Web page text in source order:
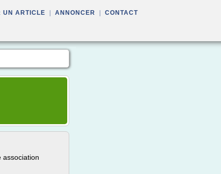
UN ARTICLE ANNONCER CONTACT
association